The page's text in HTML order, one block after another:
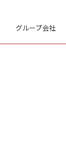
グループ会社